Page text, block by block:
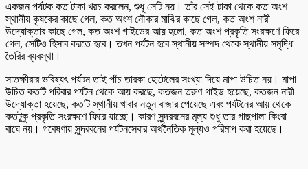
একজন পর্যটক কত টাকা খরচ করলেন, শুধু সেটি নয়। তাঁর সেই টাকা থেকে কত অংশ
স্থানীয় কৃষকের কাছে গেল, কত অংশ নৌকার মাঝির কাছে গেল, কত অংশ নারী
উদ্যোক্তার কাছে গেল, কত অংশ গাইডের আয় হলো, কত অংশ প্রকৃতি সংরক্ষণে ফিরে
গেল, সেটিও হিসাব করতে হবে। তখন পর্যটন হবে স্থানীয় সম্পদ থেকে স্থানীয় সমৃদ্ধি
তৈরির ব্যবস্থা।
সাতক্ষীরার ভবিষ্যৎ পর্যটন তাই পাঁচ তারকা হোটেলের সংখ্যা দিয়ে মাপা উচিত নয়। মাপা
উচিত কতটি পরিবার পর্যটন থেকে আয় করছে, কতজন তরুণ গাইড হয়েছে, কতজন নারী
উদ্যোক্তা হয়েছে, কতটি স্থানীয় খাবার নতুন বাজার পেয়েছে এবং পর্যটনের আয় থেকে
কতটুকু প্রকৃতি সংরক্ষণে ফিরে যাচ্ছে। কারণ সুন্দরবনের মূল্য শুধু তার গাছপালা কিংবা
বাঘে নয়। গবেষণায় সুন্দরবনের পর্যটনসেবার অর্থনৈতিক মূল্যও পরিমাপ করা হয়েছে।